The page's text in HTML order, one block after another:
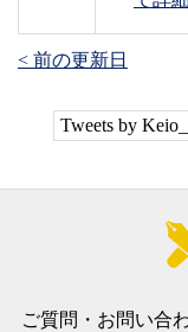
< 前の更新日
Tweets by
ご質問・お問い合